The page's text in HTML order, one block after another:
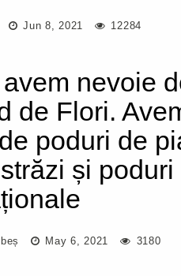
Jun 8, 2021 12284
nevoie
de Flori.
poduri de
și poduri
May 6, 2021 3180